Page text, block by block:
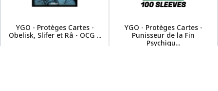
YGO - Protèges Cartes -
Obelisk, Slifer et Râ - OCG ...
YGO - Protèges Cartes -
Punisseur de la Fin
Psychiqu...